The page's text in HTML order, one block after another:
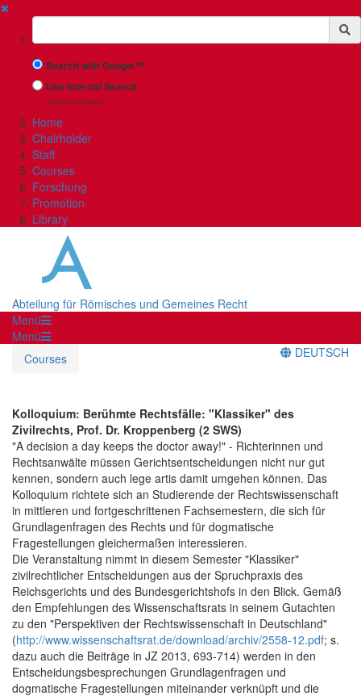
✖
Suchbegriff
Search with Google™
Use Internal Search
(limited result quality)
Home
Chairholder
Staff
Courses
Forschung
Promotion
Library
Abteilung für Römisches und Gemeines Recht
Menü
Menü
Courses
DEUTSCH
Kolloquium: Berühmte Rechtsfälle: "Klassiker" des
Zivilrechts, Prof. Dr. Kroppenberg (2 SWS)
"A decision a day keeps the doctor away!" - Richterinnen und
Rechtsanwälte müssen Gerichtsentscheidungen nicht nur gut
kennen, sondern auch lege artis damit umgehen können. Das
Kolloquium richtete sich an Studierende der Rechtswissenschaft
in mittleren und fortgeschrittenen Fachsemestern, die sich für
Grundlagenfragen des Rechts und für dogmatische
Fragestellungen gleichermaßen interessieren.
Die Veranstaltung nimmt in diesem Semester "Klassiker"
zivilrechtlicher Entscheidungen aus der Spruchpraxis des
Reichsgerichts und des Bundesgerichtshofs in den Blick. Gemäß
den Empfehlungen des Wissenschaftsrats in seinem Gutachten
zu den "Perspektiven der Rechtswissenschaft in Deutschland"
(http://www.wissenschaftsrat.de/download/archiv/2558-12.pdf; s.
dazu auch die Beiträge in JZ 2013, 693-714) werden in den
Entscheidungsbesprechungen Grundlagenfragen und
dogmatische Fragestellungen miteinander verknüpft und die